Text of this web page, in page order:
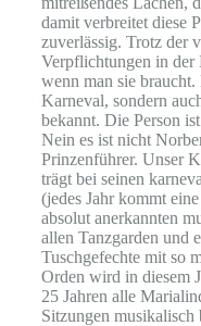
damit verbreitet diese
zuverlässig. Trotz der
Verpflichtungen in der
wenn man sie
Karneval, sondern
bekannt. Die Person
Nein es ist nicht
Prinzenführer. Unser
trägt bei seinen
(jedes Jahr kommt
absolut anerkannten
allen Tanzgarden und
Tuschgefechte mit so
Orden wird in diesem
25 Jahren alle
Sitzungen musikalisch